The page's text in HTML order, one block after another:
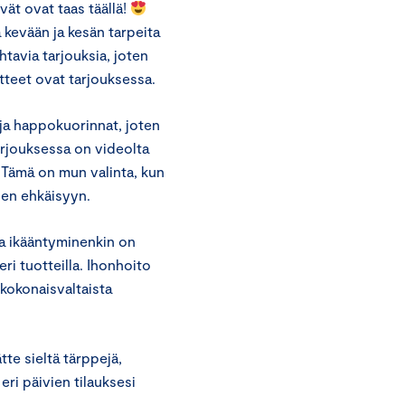
ovat taas täällä!
ja kesän tarpeita
tarjouksia, joten
ovat tarjouksessa.
happokuorinnat, joten
on videolta
on mun valinta, kun
ehkäisyyn.
ikääntyminenkin on
tuotteilla. Ihonhoito
sieltä tärppejä,
päivien tilauksesi